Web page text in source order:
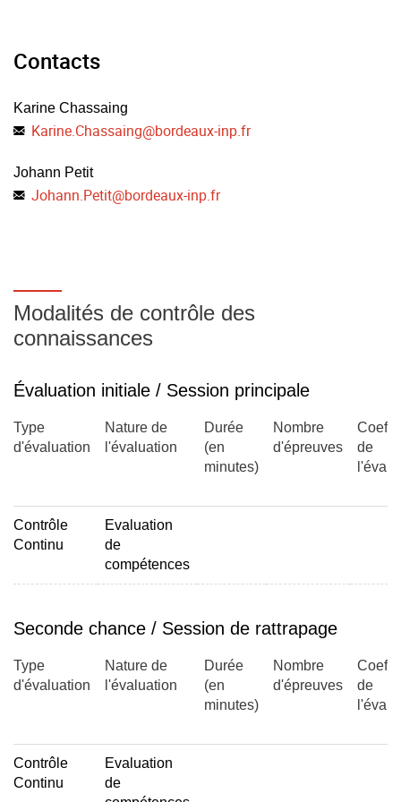
Responsable
- Chiapello è. et Gilbert P., (2012), « Les outils de gestion :
travail ? », Le travail humain, Vol. 75, p. 1-18.
Contacts
Karine Chassaing
Karine.Chassaing@bordeaux-inp.fr
Johann Petit
Johann.Petit@bordeaux-inp.fr
Modalités de contrôle des
connaissances
Évaluation initiale / Session principale
Type
d'évaluation
Nature de
l'évaluation
Durée
(en
minutes)
Nombre
d'épreuves
de
Contrôle
Continu
Evaluation
de
compétences
Seconde chance / Session de rattrapage
Type
d'évaluation
Nature de
l'évaluation
Durée
(en
minutes)
Nombre
d'épreuves
de
Contrôle
Continu
Evaluation
de